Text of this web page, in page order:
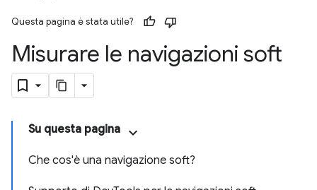
Questa pagina è stata utile?
Misurare le navigazioni soft
Su questa pagina
Che cos'è una navigazione soft?